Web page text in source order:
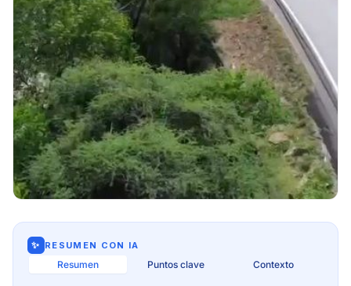
✨ RESUMEN CON IA
Resumen Puntos clave Contexto